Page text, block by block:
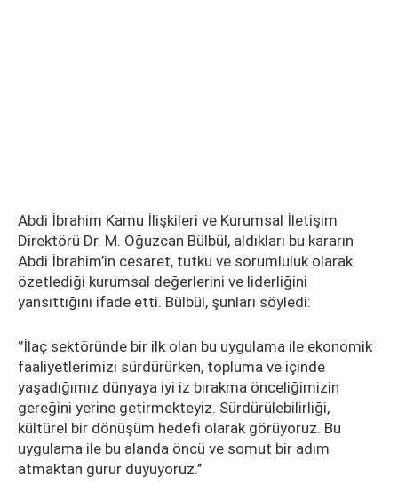
Abdi İbrahim Kamu İlişkileri ve Kurumsal İletişim
Direktörü Dr. M. Oğuzcan Bülbül, aldıkları bu kararın
Abdi İbrahim’in cesaret, tutku ve sorumluluk olarak
özetlediği kurumsal değerlerini ve liderliğini
yansıttığını ifade etti. Bülbül, şunları söyledi:
‘’İlaç sektöründe bir ilk olan bu uygulama ile ekonomik
faaliyetlerimizi sürdürürken, topluma ve içinde
yaşadığımız dünyaya iyi iz bırakma önceliğimizin
gereğini yerine getirmekteyiz. Sürdürülebilirliği,
kültürel bir dönüşüm hedefi olarak görüyoruz. Bu
uygulama ile bu alanda öncü ve somut bir adım
atmaktan gurur duyuyoruz.’’